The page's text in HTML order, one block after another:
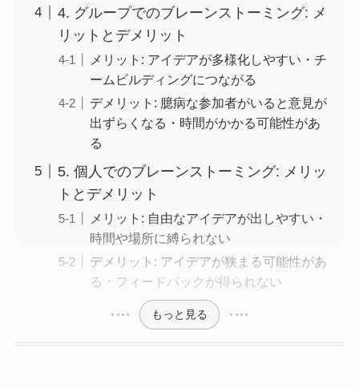
4. グループでのブレーンストーミング: メ
リットとデメリット
メリット: アイデアが多様化しやすい・チ
ームビルディングにつながる
デメリット: 臆病な参加者がいると意見が
出ずらくなる・時間がかかる可能性があ
る
5. 個人でのブレーンストーミング: メリッ
トとデメリット
メリット: 自由なアイデアが出しやすい・
時間や場所に縛られない
デメリット: アイデアが狭まる可能性があ
る・フィードバックが得られない
もっと見る